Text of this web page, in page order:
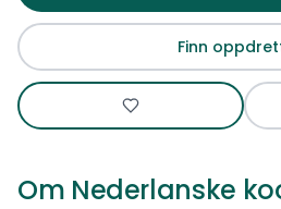
Finn
Om Nederlanske